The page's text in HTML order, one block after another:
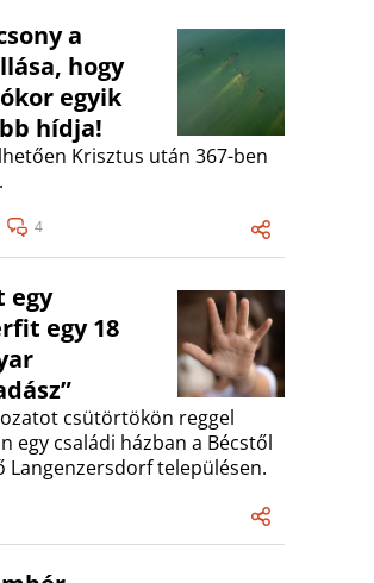
a
hogy
egyik
hídja!
Krisztus után 367-ben
4
egy
egy 18
csütörtökön reggel
egy családi házban a Bécstől
Langenzersdorf településen.